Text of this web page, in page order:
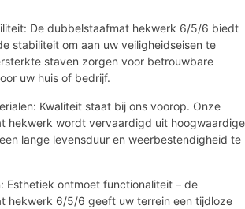
De dubbelstaafmat hekwerk 6/5/6 biedt
stabiliteit om aan uw veiligheidseisen te
staven zorgen voor betrouwbare
uw huis of bedrijf.
Kwaliteit staat bij ons voorop. Onze
hekwerk wordt vervaardigd uit hoogwaardige
lange levensduur en weerbestendigheid te
Esthetiek ontmoet functionaliteit – de
hekwerk 6/5/6 geeft uw terrein een tijdloze